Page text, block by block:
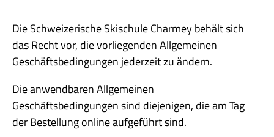
Die Schweizerische Skischule Charmey behält sich
das Recht vor, die vorliegenden Allgemeinen
Geschäftsbedingungen jederzeit zu ändern.
Die anwendbaren Allgemeinen
Geschäftsbedingungen sind diejenigen, die am Tag
der Bestellung online aufgeführt sind.